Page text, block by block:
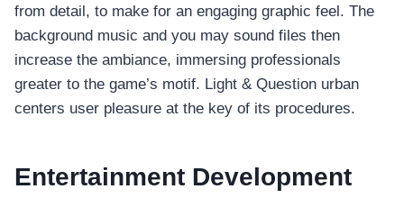
from detail, to make for an engaging graphic feel. The
background music and you may sound files then
increase the ambiance, immersing professionals
greater to the game’s motif. Light & Question urban
centers user pleasure at the key of its procedures.
Entertainment Development